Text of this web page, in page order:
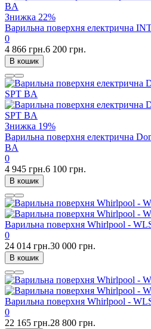
Знижка 22%
Варильна поверхня електрична
0
4 866 грн.6 200 грн.
В кошик
Знижка 19%
Варильна поверхня електрична
BA
0
4 945 грн.6 100 грн.
В кошик
Варильна поверхня Whirlpool -
0
24 014 грн.30 000 грн.
В кошик
Варильна поверхня Whirlpool -
0
22 165 грн.28 800 грн.